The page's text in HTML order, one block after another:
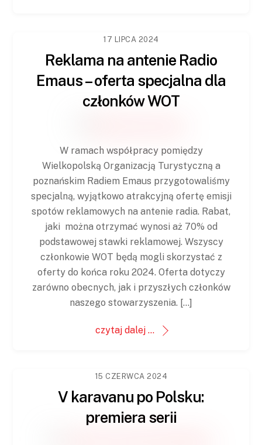
17 LIPCA 2024
Reklama na antenie Radio
Emaus – oferta specjalna dla
członków WOT
W ramach współpracy pomiędzy
Wielkopolską Organizacją Turystyczną a
poznańskim Radiem Emaus przygotowaliśmy
specjalną, wyjątkowo atrakcyjną ofertę emisji
spotów reklamowych na antenie radia. Rabat,
jaki można otrzymać wynosi aż 70% od
podstawowej stawki reklamowej. Wszyscy
członkowie WOT będą mogli skorzystać z
oferty do końca roku 2024. Oferta dotyczy
zarówno obecnych, jak i przyszłych członków
naszego stowarzyszenia. […]
czytaj dalej ...
15 CZERWCA 2024
V karavanu po Polsku:
premiera serii